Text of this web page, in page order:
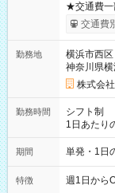
★交通費一部支給 時給1,300円～ ※試
※勤務回
り！】 希
例】 ・河
×8時間＝
円の場合
円（役割手
間】試用期
交通費
勤務地
横浜市西区
神奈川県横
株式会
勤務時間
シフト制
1日あたり
間は 試験
期間 単発・1日
特徴 週1日から